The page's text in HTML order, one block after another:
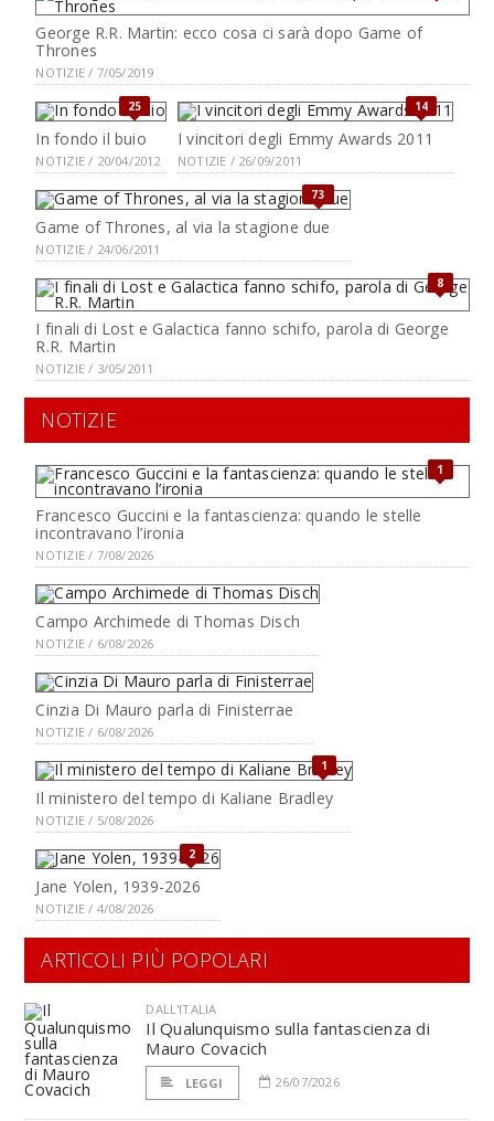
George R.R. Martin: ecco cosa ci sarà dopo Game of
Thrones
NOTIZIE / 7/05/2019
25
In fondo il buio
NOTIZIE / 20/04/2012
14
I vincitori degli Emmy Awards 2011
NOTIZIE / 26/09/2011
73
Game of Thrones, al via la stagione due
NOTIZIE / 24/06/2011
8
I finali di Lost e Galactica fanno schifo, parola di George
R.R. Martin
NOTIZIE / 3/05/2011
NOTIZIE
1
Francesco Guccini e la fantascienza: quando le stelle
incontravano l’ironia
NOTIZIE / 7/08/2026
Campo Archimede di Thomas Disch
NOTIZIE / 6/08/2026
Cinzia Di Mauro parla di Finisterrae
NOTIZIE / 6/08/2026
1
Il ministero del tempo di Kaliane Bradley
NOTIZIE / 5/08/2026
2
Jane Yolen, 1939-2026
NOTIZIE / 4/08/2026
ARTICOLI PIÙ POPOLARI
DALL'ITALIA
Il Qualunquismo sulla fantascienza di
Mauro Covacich
LEGGI 26/07/2026